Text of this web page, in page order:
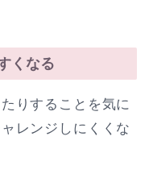
くなる
りすることを気に
レンジしにくくな